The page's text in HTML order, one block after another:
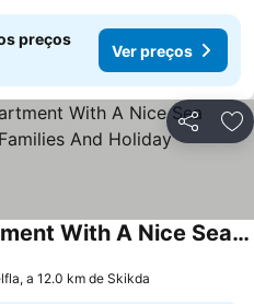
preços
Ver preços
Partilhar
Cozy High Floor Apartment With A Nice Sea Views,perfect For Families And Holiday
a 12.0 km de Skikda